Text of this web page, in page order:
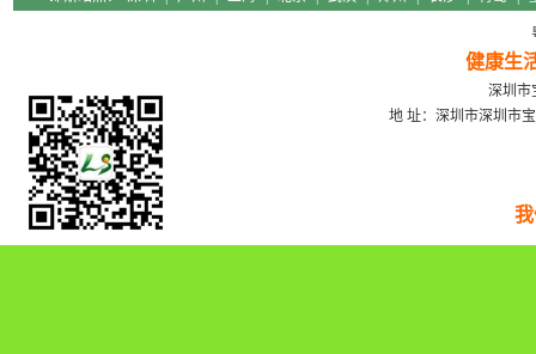
健康生
深圳市
地 址：深圳市深圳市